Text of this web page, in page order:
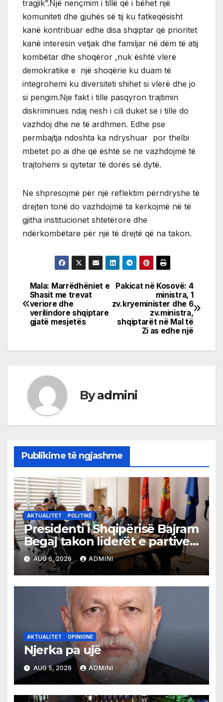
tragjik”.Një nençmim i tillë që i bëhet një
komuniteti dhe gjuhës së tij ku fatkeqësisht
kanë kontribuar edhe disa shqiptar që prioritet
kanë interesin vetjak dhe familjar në dëm të atij
kombëtar dhe shoqëror ,nuk është vlerë
demokratike e një shoqërie ku duam të
integrohemi ku diversiteti shihet si vlerë dhe jo
si pengim.Nje fakt i tille pasqyron trajtimin
diskriminues ndaj nesh i cili duket se i tille do
vazhdoj dhe ne të ardhmen. Edhe pse
permbajtja ndoshta ka ndryshuar por thelbi
mbetet po ai dhe që është se ne vazhdojmë të
trajtohemi si qytetar të dorës së dytë.
Ne shpresojmë për një reflektim përndryshe të
drejten tonë do vazhdojmë ta kerkojmë në të
gjitha institucionet shtetërore dhe
ndërkombëtare për një të drejtë që na takon.
Post
navigation
Pakicat në Kosovë: 4
ministra, 1
zv.kryeminister dhe 6
zv.ministra,
shqiptarët në Mal të
Zi as edhe një
Mala: Marrëdhëniet e
Shasit me trevat
veriore dhe
verilindore shqiptare
gjatë mesjetës
Byadmini
Publikime të ngjashme
AKTUALITET POLITIKË
Presidenti i Shqipërisë Bajram
Begaj takon liderët e partive
shqiptare në Ulqin
AUG 6, 2026 ADMINI
AKTUALITET OPINIONE
Njerka pa ujë
AUG 5, 2026 ADMINI